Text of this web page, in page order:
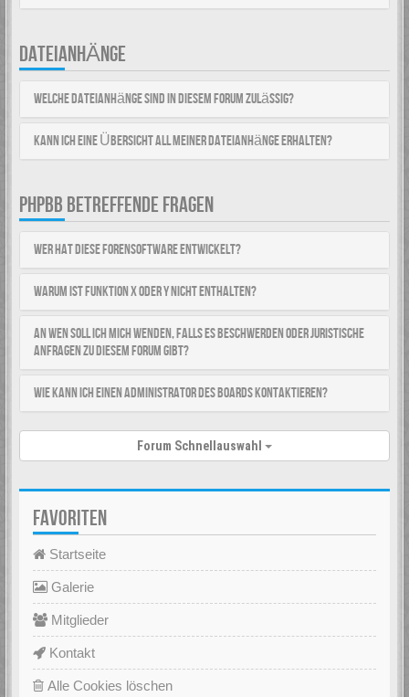
DATEIANHÄNGE
Welche Dateianhänge sind in diesem Forum zulässig?
Kann ich eine Übersicht all meiner Dateianhänge erhalten?
PHPBB BETREFFENDE FRAGEN
Wer hat diese Forensoftware entwickelt?
Warum ist Funktion x oder y nicht enthalten?
An wen soll ich mich wenden, falls es Beschwerden oder juristische
Anfragen zu diesem Forum gibt?
Wie kann ich einen Administrator des Boards kontaktieren?
Forum Schnellauswahl
FAVORITEN
Startseite
Galerie
Mitglieder
Kontakt
Alle Cookies löschen